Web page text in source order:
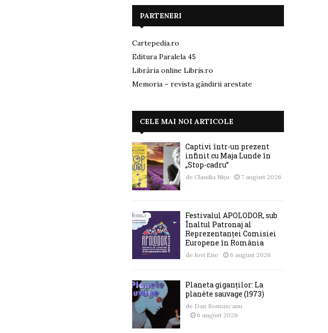
PARTENERI
Cartepedia.ro
Editura Paralela 45
Librăria online Libris.ro
Memoria – revista gândirii arestate
CELE MAI NOI ARTICOLE
Captivi într-un prezent
infinit cu Maja Lunde în
„Stop-cadru”
de Claudia Nițu 7 august 2026
Festivalul APOLODOR, sub
Înaltul Patronaj al
Reprezentanței Comisiei
Europene în România
de Jovi Ene 6 august 2026
Planeta giganților: La
planète sauvage (1973)
de Dan Romascanu
6 august 2026